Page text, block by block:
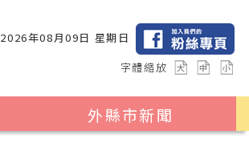
2026年08月09日 星期日
字體縮放
外縣市新聞